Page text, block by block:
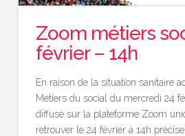
Zoom métiers
février – 14h
En raison de la situation sanitaire
Métiers du social du mercredi 24
diffusé sur la plateforme Zoom
retrouver le 24 février à 14h